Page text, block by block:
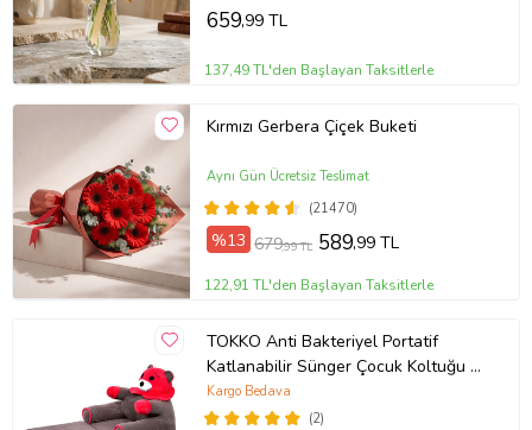
659,99 TL
137,49 TL'den Başlayan Taksitlerle
Kırmızı Gerbera Çiçek Buketi
(21470)
Aynı Gün Ücretsiz Teslimat
%13 679,99 TL 589,99 TL
122,91 TL'den Başlayan Taksitlerle
TOKKO Anti Bakteriyel Portatif
Katlanabilir Sünger Çocuk Koltuğu -
Panda, Ayıcık Koltuk - Elyaf Dolgulu
Çocuk Yatağı (Kırmızı)
(2)
Kargo Bedava